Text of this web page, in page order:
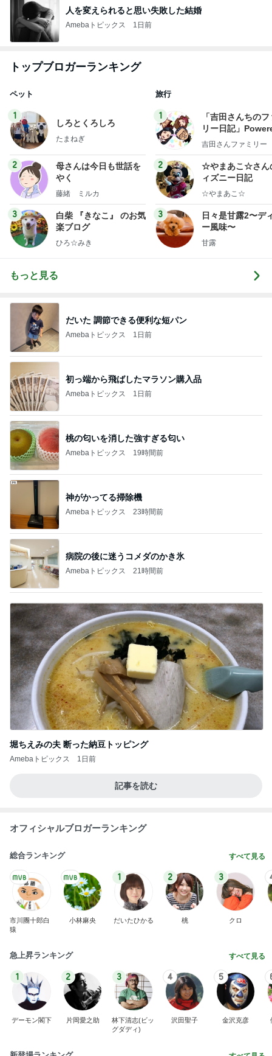
人を変えられると思い失敗した結婚
Amebaトピックス 1日前
トップブロガーランキング
ペット
1
しろとくろしろ
たまねぎ
2
母さんは今日も世話を
やく
藤緒 ミルカ
3
白柴 『きなこ』 のお気
楽ブログ
ひろ☆みき
旅行
1
「吉田さんちの
リー日記」
y Ameba 吉田さ
ログ
吉田さんファミリー
2
☆やまあこ☆さん
ィズニー日記
☆やまあこ☆
3
日々是甘露2〜デ
ー風味〜
甘露
もっと見る
だいた 調節できる便利な短パン
Amebaトピックス 1日前
初っ端から飛ばしたマラソン購入品
Amebaトピックス 1日前
桃の匂いを消した強すぎる匂い
Amebaトピックス 19時間前
神がかってる掃除機
Amebaトピックス 23時間前
病院の後に迷うコメダのかき氷
Amebaトピックス 21時間前
堀ちえみの夫 断った納豆トッピング
Amebaトピックス 1日前
記事を読む
オフィシャルブロガーランキング
総合ランキング すべて見る
市川團十郎白
猿
小林麻央
1
だいたひかる
2
桃
3
クロ
急上昇ランキング すべて見る
1
デーモン閣下
2
片岡愛之助
3
林下清志(ビッ
グダディ)
4
沢田聖子
5
金沢克彦